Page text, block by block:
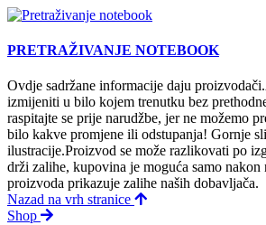
PRETRAŽIVANJE NOTEBOOK
Ovdje sadržane informacije daju
izmijeniti u bilo kojem trenutku bez
raspitajte se prije narudžbe, jer ne možemo
bilo kakve promjene ili odstupanja! Gornje
ilustracije.Proizvod se može razlikovati po
drži zalihe, kupovina je moguća samo nakon
proizvoda prikazuje zalihe naših dobavljača.
Nazad na vrh stranice
Shop